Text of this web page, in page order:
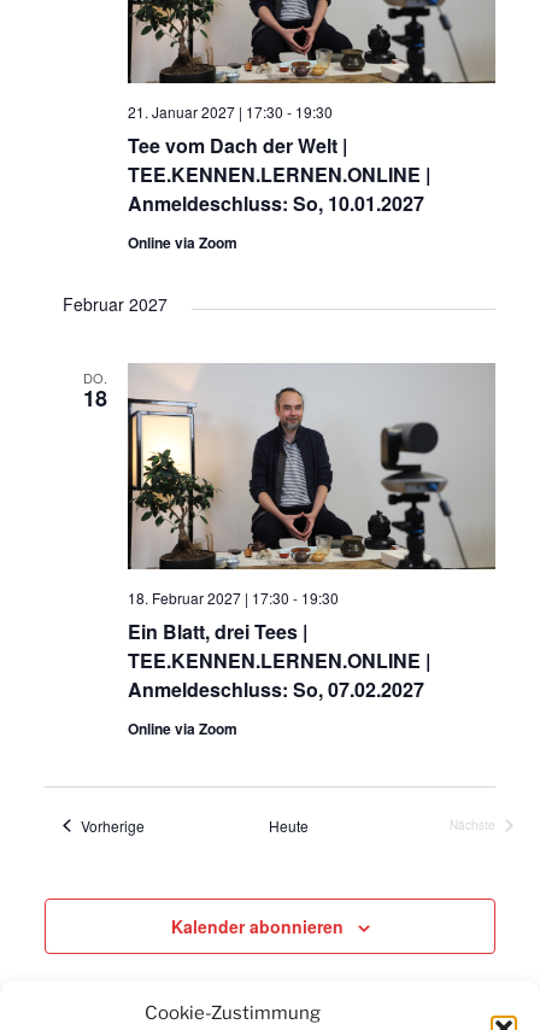
Cookie-Zustimmung
Tee vom Dach der Welt |
TEE.KENNEN.LERNEN.ONLINE |
Anmeldeschluss: So, 10.01.2027
21. Januar 2027 | 17:30 - 19:30
Online via Zoom
Februar 2027
DO.
18
Ein Blatt, drei Tees |
TEE.KENNEN.LERNEN.ONLINE |
Anmeldeschluss: So, 07.02.2027
18. Februar 2027 | 17:30 - 19:30
Online via Zoom
Vorherige Heute
Nächste
Kalender abonnieren